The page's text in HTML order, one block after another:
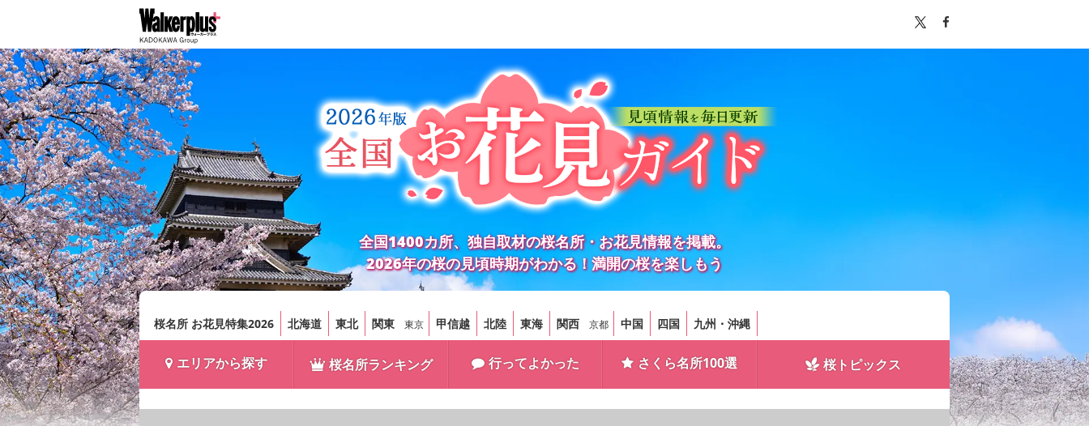
全国1400カ所、独自取材の桜名所・お花見情報を掲載。
2026年の桜の見頃時期がわかる！満開の桜を楽しもう
桜名所 お花見特集2026 北海道 東北 関東 東京 甲信越 北陸 東海 関西 京都 中国 四国 九州・沖縄
エリアから探す 桜名所ランキング 行ってよかった さくら名所100選 桜トピックス